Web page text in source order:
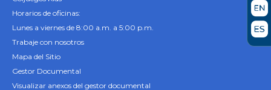
Horarios de oficinas:
Lunes a viernes de 8:00 a.m. a 5:00 p.m.
Trabaje con nosotros
Mapa del Sitio
Gestor Documental
Visualizar anexos del gestor documental